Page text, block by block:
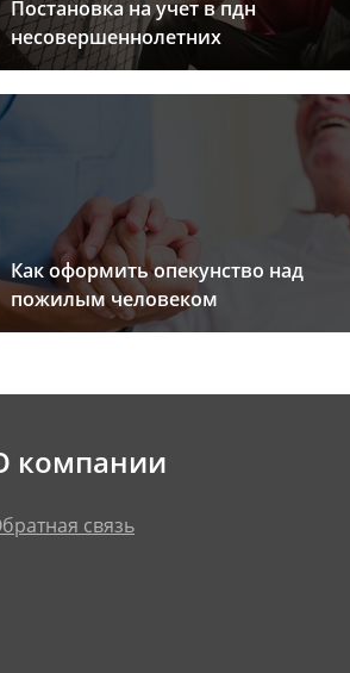
Постановка на учет в пдн
несовершеннолетних
Как оформить опекунство над
пожилым человеком
компании
связь